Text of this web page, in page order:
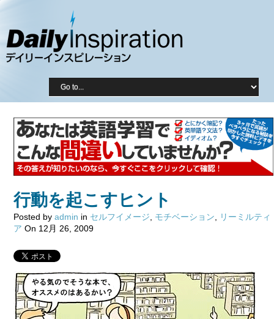
行動を起こすヒント
Posted by admin in セルフイメージ モチベーション
リーミルティ
ア On 12月 26, 2009